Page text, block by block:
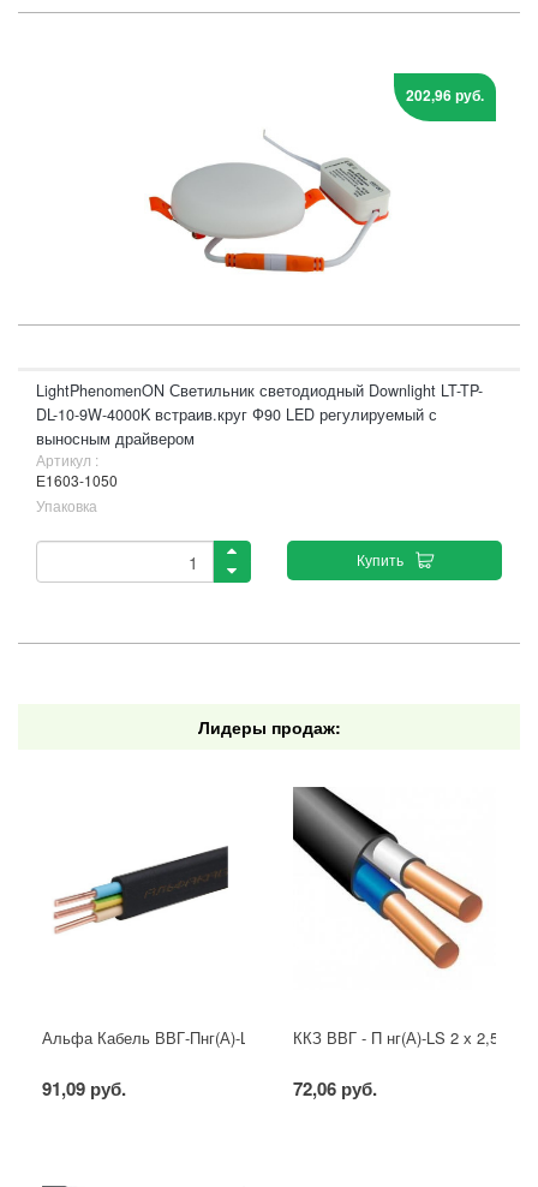
202,96 руб.
LightPhenomenON Светильник светодиодный Downlight LT-TP-
DL-10-9W-4000K встраив.круг Ф90 LED регулируемый с
выносным драйвером
Артикул :
Е1603-1050
Упаковка
Купить
Лидеры продаж:
Альфа Кабель ВВГ-Пнг(А)-LS 3х2,5 ГОСТ
91,09 руб.
ККЗ ВВГ - П нг(А)-LS 2 х 2,5
72,06 руб.